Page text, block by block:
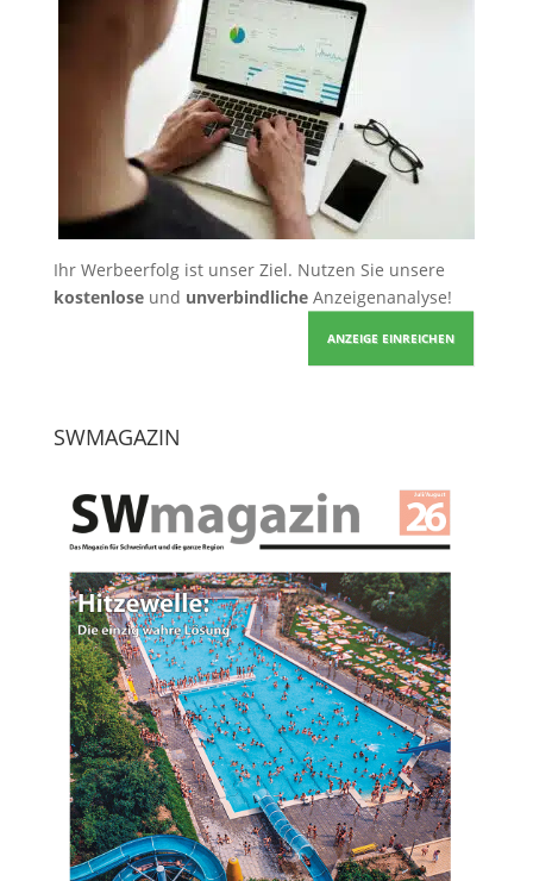
Ihr Werbeerfolg ist unser Ziel. Nutzen Sie unsere
kostenloseund unverbindlicheAnzeigenanalyse!
ANZEIGE EINREICHEN
SWMAGAZIN